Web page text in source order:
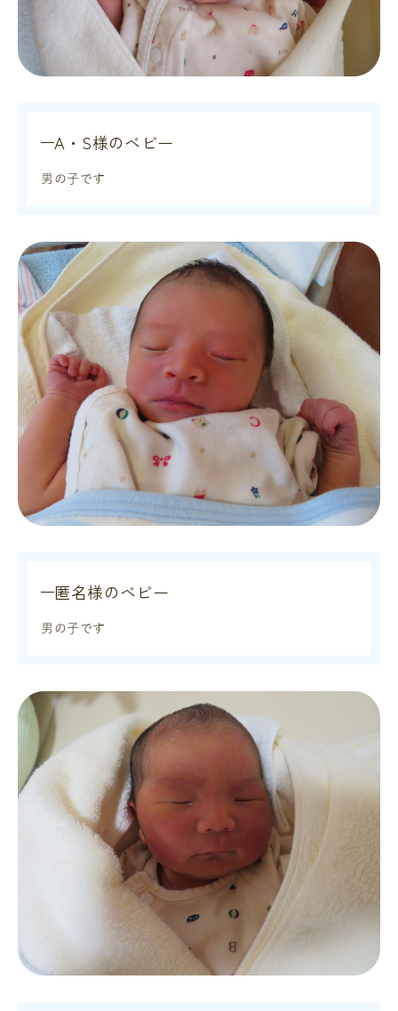
A・S様のベビー
男の子です
匿名様のベビー
男の子です